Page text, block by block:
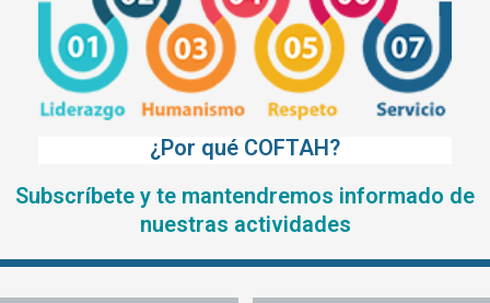
¿Por qué COFTAH?
Subscríbete y te mantendremos informado de
nuestras actividades